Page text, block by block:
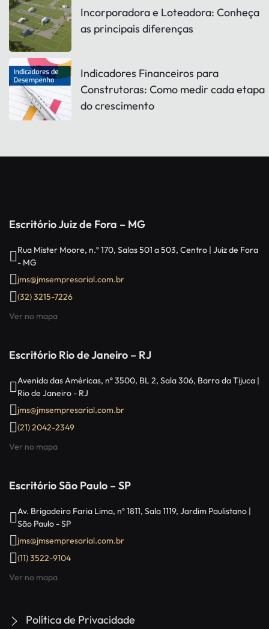
Incorporadora e Loteadora: Conheça
as principais diferenças
Indicadores Financeiros para
Construtoras: Como medir cada etapa
do crescimento
Escritório Juiz de Fora – MG
Rua Mister Moore, n.º 170, Salas 501 a 503, Centro | Juiz de Fora
- MG
jms@jmsempresarial.com.br
(32) 3215-7226
Ver no mapa
Escritório Rio de Janeiro – RJ
Avenida das Américas, nº 3500, BL 2, Sala 306, Barra da Tijuca |
Rio de Janeiro - RJ
jms@jmsempresarial.com.br
(21) 2042-2349
Ver no mapa
Escritório São Paulo – SP
Av. Brigadeiro Faria Lima, nº 1811, Sala 1119, Jardim Paulistano |
São Paulo - SP
jms@jmsempresarial.com.br
(11) 3522-9104
Ver no mapa
Política de Privacidade